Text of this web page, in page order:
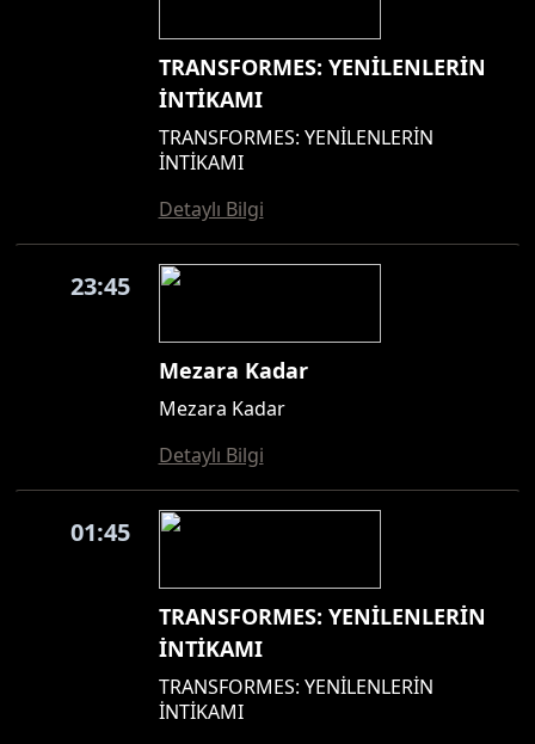
TRANSFORMES: YENİLENLERİN
İNTİKAMI
TRANSFORMES: YENİLENLERİN
İNTİKAMI
Detaylı Bilgi
23:45
Mezara Kadar
Mezara Kadar
Detaylı Bilgi
01:45
TRANSFORMES: YENİLENLERİN
İNTİKAMI
TRANSFORMES: YENİLENLERİN
İNTİKAMI